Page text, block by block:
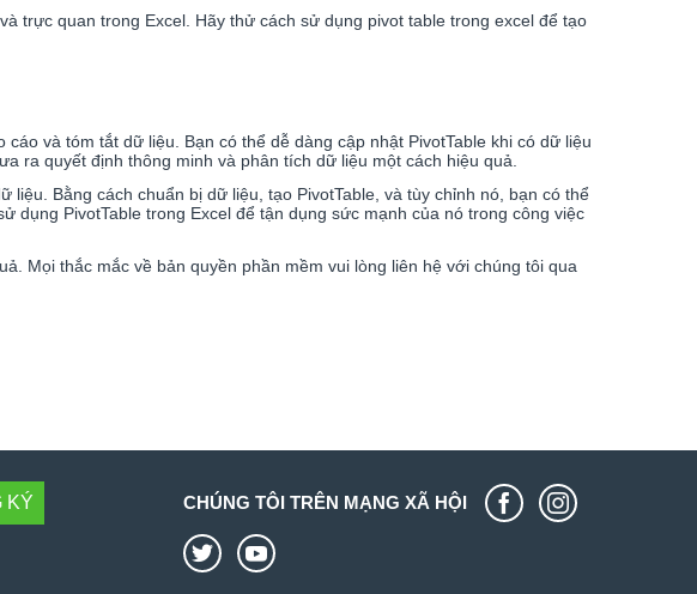
trực quan trong Excel. Hãy thử cách sử dụng pivot table trong excel để tạo
và tóm tắt dữ liệu. Bạn có thể dễ dàng cập nhật PivotTable khi có dữ liệu
ra quyết định thông minh và phân tích dữ liệu một cách hiệu quả.
Bằng cách chuẩn bị dữ liệu, tạo PivotTable, và tùy chỉnh nó, bạn có thể
dụng PivotTable trong Excel để tận dụng sức mạnh của nó trong công việc
Mọi thắc mắc về bản quyền phần mềm vui lòng liên hệ với chúng tôi qua
KÝ CHÚNG TÔI TRÊN MẠNG XÃ HỘI